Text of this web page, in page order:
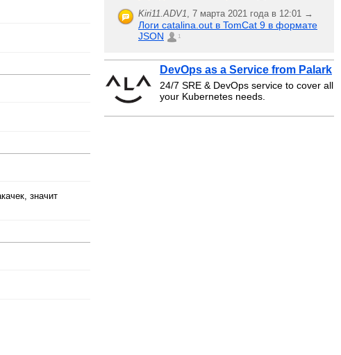
значит
Kiri11.ADV1, 7 марта 2021 года в 12:01 →
Логи catalina.out в TomCat 9 в формате
JSON
1
DevOps as a Service from Palark
24/7 SRE & DevOps service to cover all
your Kubernetes needs.